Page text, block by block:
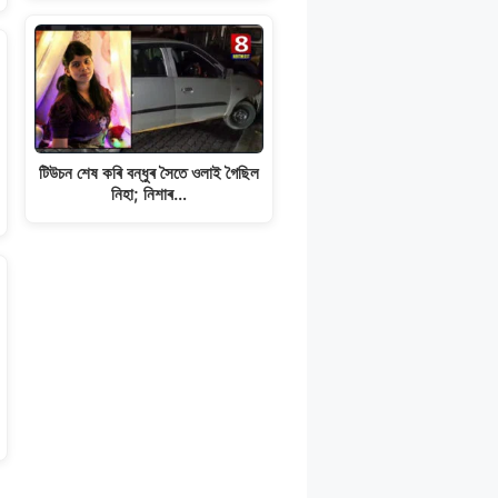
টিউচন শেষ কৰি বন্ধুৰ সৈতে ওলাই গৈছিল
নিহা; নিশাৰ…